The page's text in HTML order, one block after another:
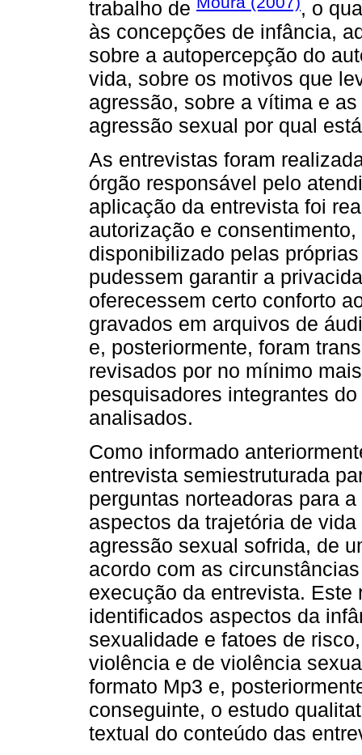
trabalho de
, o
às concepções de infância,
sobre a autopercepção do
vida, sobre os motivos que
agressão, sobre a vítima e
agressão sexual por qual
As entrevistas foram
órgão responsável pelo
aplicação da entrevista foi
autorização e
disponibilizado pelas
pudessem garantir a
oferecessem certo conforto
gravados em arquivos de
e, posteriormente, foram
revisados por no mínimo
pesquisadores integrantes
analisados.
Como informado
entrevista semiestruturada
perguntas norteadoras para
aspectos da trajetória de
agressão sexual sofrida, de
acordo com as
execução da entrevista. Este
identificados aspectos da
sexualidade e fatoes de
violência e de violência
formato Mp3 e,
conseguinte, o estudo
textual do conteúdo das